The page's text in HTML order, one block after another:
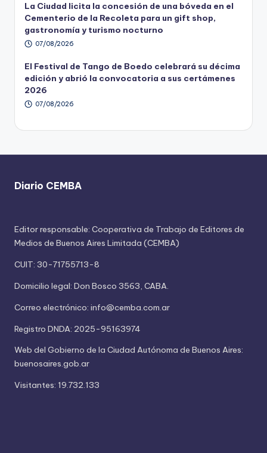
La Ciudad licita la concesión de una bóveda en el
Cementerio de la Recoleta para un gift shop,
gastronomía y turismo nocturno
07/08/2026
El Festival de Tango de Boedo celebrará su décima
edición y abrió la convocatoria a sus certámenes
2026
07/08/2026
Diario CEMBA
Editor responsable: Cooperativa de Trabajo de Editores de
Medios de Buenos Aires Limitada (CEMBA)
CUIT: 30-71755713-8
Domicilio legal: Don Bosco 3563, CABA.
Correo electrónico: info@cemba.com.ar
Registro DNDA: 2025-95163974
Web del Gobierno de la Ciudad Autónoma de Buenos Aires:
buenosaires.gob.ar
Visitantes: 19.732.133